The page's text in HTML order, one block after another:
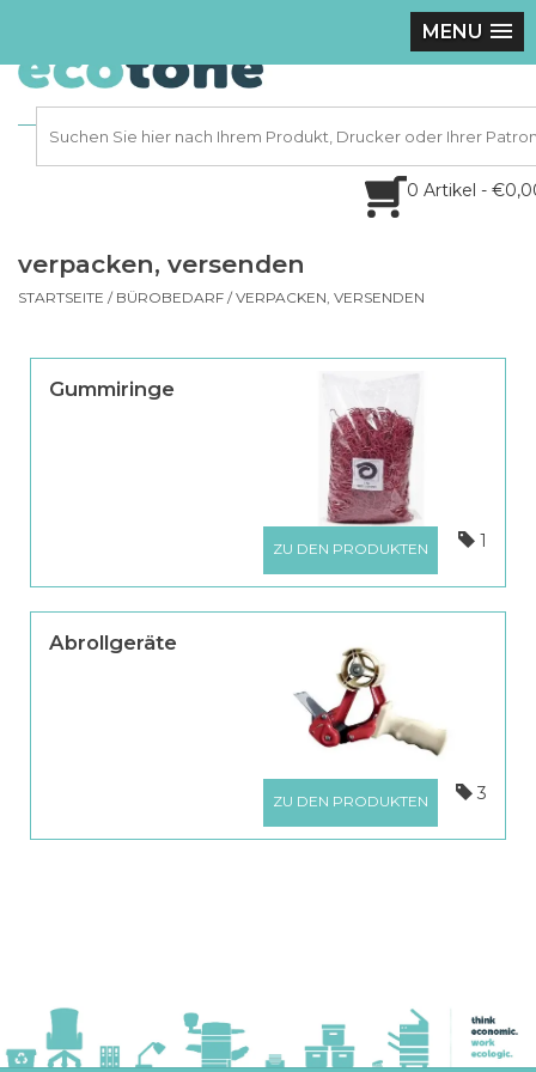
MENU
0 Artikel -
verpacken, versenden
STARTSEITE / BÜROBEDARF /VERPACKEN, VERSENDEN
Gummiringe
ZU DEN PRODUKTEN 1
Abrollgeräte
ZU DEN PRODUKTEN 3